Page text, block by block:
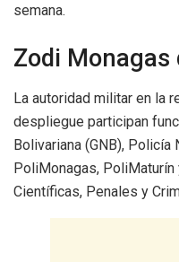
semana.
Zodi Monagas
La autoridad militar en la
despliegue participan
Bolivariana (GNB), Policía
PoliMonagas,
Científicas, Penales y